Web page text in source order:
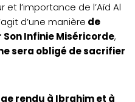
l’importance de l’Aïd Al
d’une manière de
Infinie Miséricorde,
sera obligé de sacrifier
rendu à Ibrahim et à